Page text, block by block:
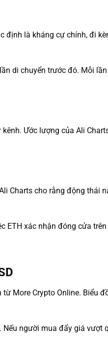
là kháng cự chính, đi
di chuyển trước đó. Mỗi
Ước lượng của Ali
Charts cho rằng động thái
ETH xác nhận đóng cửa
More Crypto Online. Biểu
người mua đẩy giá